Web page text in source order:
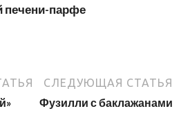
печени-парфе
СЛЕДУЮЩАЯ СТАТЬЯ
Фузилли с баклажанами